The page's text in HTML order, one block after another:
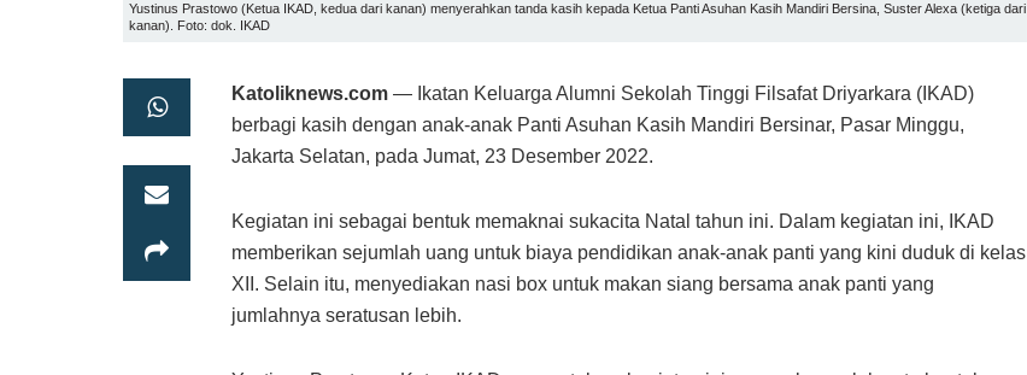
Yustinus Prastowo (Ketua IKAD, kedua dari kanan) menyerahkan tanda kasih kepada Ketua Panti Asuhan Kasih Mandiri Bersina, Suster Alexa (ketiga dari
kanan). Foto: dok. IKAD
Katoliknews.com — Ikatan Keluarga Alumni Sekolah Tinggi Filsafat Driyarkara (IKAD)
berbagi kasih dengan anak-anak Panti Asuhan Kasih Mandiri Bersinar, Pasar Minggu,
Jakarta Selatan, pada Jumat, 23 Desember 2022.
Kegiatan ini sebagai bentuk memaknai sukacita Natal tahun ini. Dalam kegiatan ini, IKAD
memberikan sejumlah uang untuk biaya pendidikan anak-anak panti yang kini duduk di kelas
XII. Selain itu, menyediakan nasi box untuk makan siang bersama anak panti yang
jumlahnya seratusan lebih.